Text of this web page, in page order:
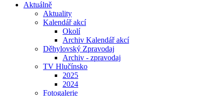
Aktuálně
Aktuality
Kalendář akcí
Okolí
Archiv Kalendář akcí
Děhylovský Zpravodaj
Archiv - zpravodaj
TV Hlučínsko
2025
2024
Fotogalerie